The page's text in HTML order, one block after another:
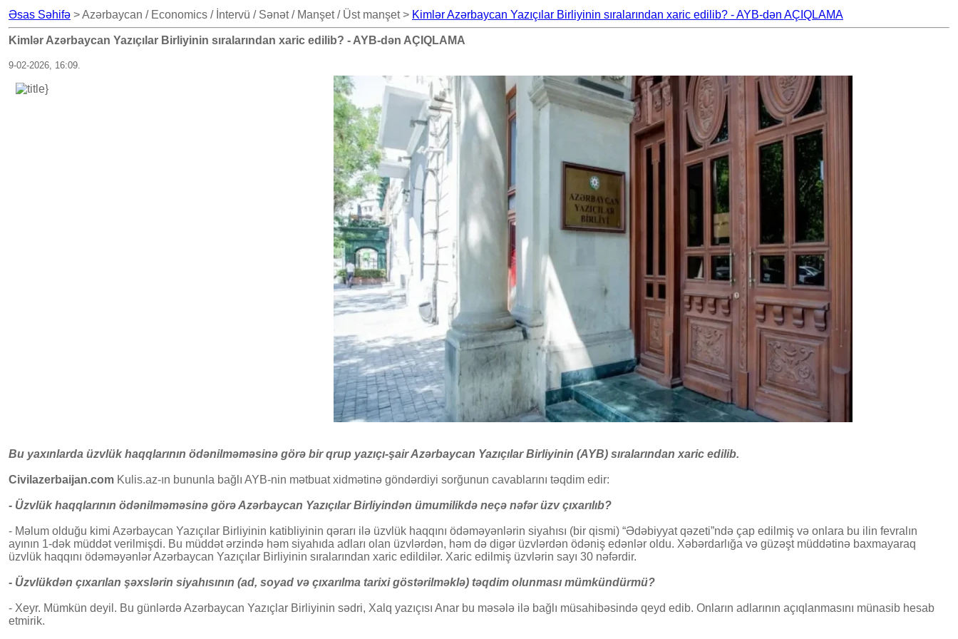
Əsas Səhifə > Azərbaycan / Economics / İntervü / Sənət / Manşet / Üst manşet > Kimlər Azərbaycan Yazıçılar Birliyinin sıralarından xaric edilib? - AYB-dən AÇIQLAMA
Kimlər Azərbaycan Yazıçılar Birliyinin sıralarından xaric edilib? - AYB-dən AÇIQLAMA
9-02-2026, 16:09.
Bu yaxınlarda üzvlük haqqlarının ödənilməməsinə görə bir qrup yazıçı-şair Azərbaycan Yazıçılar Birliyinin (AYB) sıralarından xaric edilib.
Civilazerbaijan.com Kulis.az-ın bununla bağlı AYB-nin mətbuat xidmətinə göndərdiyi sorğunun cavablarını təqdim edir:
- Üzvlük haqqlarının ödənilməməsinə görə Azərbaycan Yazıçılar Birliyindən ümumilikdə neçə nəfər üzv çıxarılıb?
- Məlum olduğu kimi Azərbaycan Yazıçılar Birliyinin katibliyinin qərarı ilə üzvlük haqqını ödəməyənlərin siyahısı (bir qismi) “Ədəbiyyat qəzeti”ndə çap edilmiş və onlara bu ilin fevralın
ayının 1-dək müddət verilmişdi. Bu müddət ərzində həm siyahıda adları olan üzvlərdən, həm də digər üzvlərdən ödəniş edənlər oldu. Xəbərdarlığa və güzəşt müddətinə baxmayaraq
üzvlük haqqını ödəməyənlər Azərbaycan Yazıçılar Birliyinin sıralarından xaric edildilər. Xaric edilmiş üzvlərin sayı 30 nəfərdir.
- Üzvlükdən çıxarılan şəxslərin siyahısının (ad, soyad və çıxarılma tarixi göstərilməklə) təqdim olunması mümkündürmü?
- Xeyr. Mümkün deyil. Bu günlərdə Azərbaycan Yazıçlar Birliyinin sədri, Xalq yazıçısı Anar bu məsələ ilə bağlı müsahibəsində qeyd edib. Onların adlarının açıqlanmasını münasib hesab
etmirik.